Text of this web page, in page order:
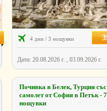
4 дни / 3 нощувки
Дати: 20.08.2026 г. , 03.09.2026 г.
Почивка в Белек, Турция със
самолет от София в Петък - 7
нощувки